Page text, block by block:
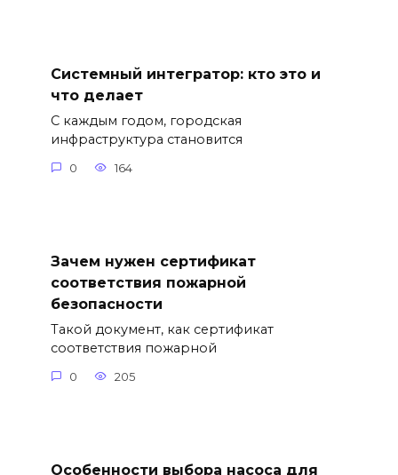
Системный интегратор: кто это и
что делает
С каждым годом, городская
инфраструктура становится
0 164
Зачем нужен сертификат
соответствия пожарной
безопасности
Такой документ, как сертификат
соответствия пожарной
0 205
Особенности выбора насоса для